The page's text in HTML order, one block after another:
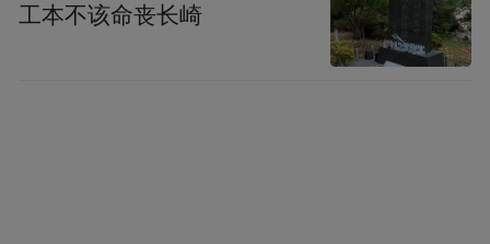
工本不该命丧长崎